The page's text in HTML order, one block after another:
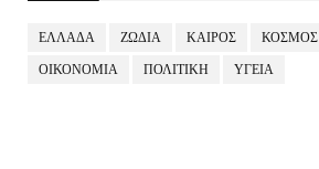
ΕΛΛΑΔΑ ΖΩΔΙΑ ΚΑΙΡΟΣ ΚΟΣΜΟΣ
ΟΙΚΟΝΟΜΙΑ ΠΟΛΙΤΙΚΗ ΥΓΕΙΑ